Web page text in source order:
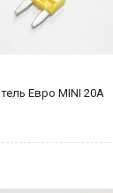
Евро MINI 20А